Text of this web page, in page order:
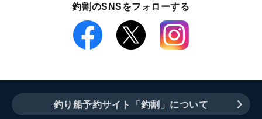
釣割のSNSをフォローする
釣り船予約サイト「釣割」について